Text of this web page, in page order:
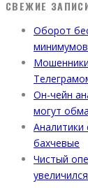
СВЕЖИЕ
Оборот
Он-чейн
могут
бахчевые
Чистый